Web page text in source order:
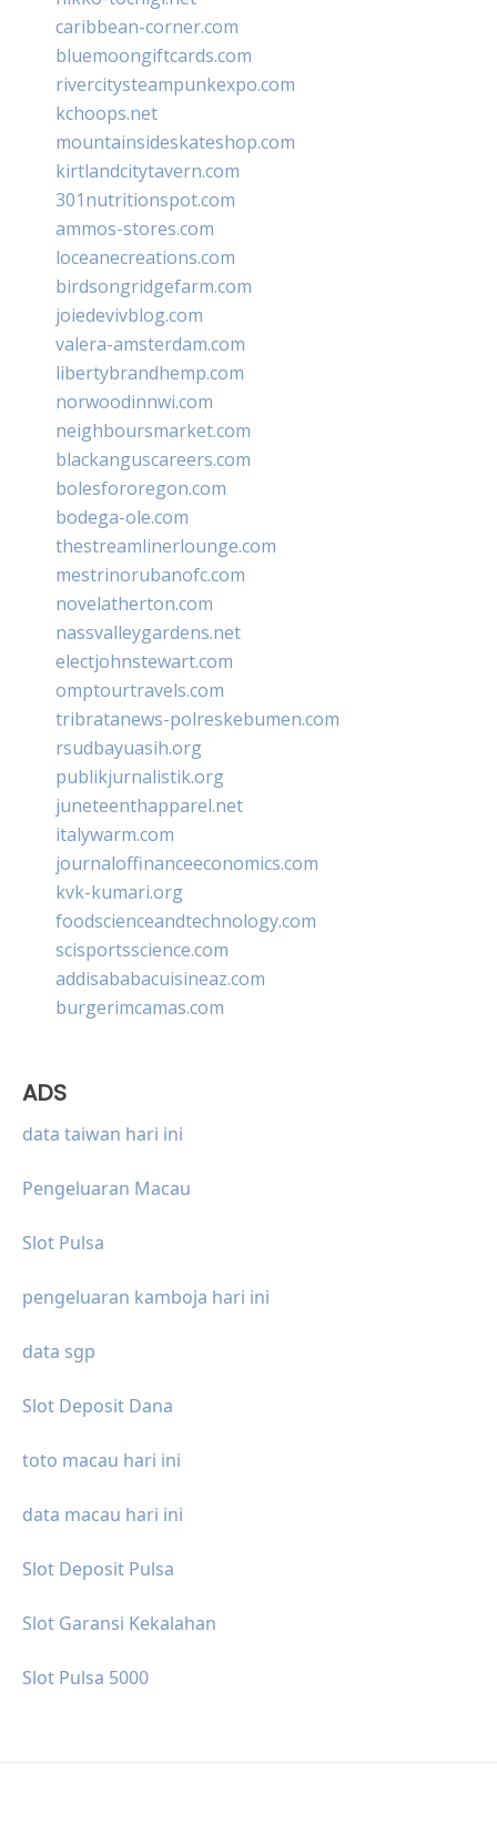
caribbean-corner.com
bluemoongiftcards.com
rivercitysteampunkexpo.com
kchoops.net
mountainsideskateshop.com
kirtlandcitytavern.com
301nutritionspot.com
ammos-stores.com
loceanecreations.com
birdsongridgefarm.com
joiedevivblog.com
valera-amsterdam.com
libertybrandhemp.com
norwoodinnwi.com
neighboursmarket.com
blackanguscareers.com
bolesfororegon.com
bodega-ole.com
thestreamlinerlounge.com
mestrinorubanofc.com
novelatherton.com
nassvalleygardens.net
electjohnstewart.com
omptourtravels.com
tribratanews-polreskebumen.com
rsudbayuasih.org
publikjurnalistik.org
juneteenthapparel.net
italywarm.com
journaloffinanceeconomics.com
kvk-kumari.org
foodscienceandtechnology.com
scisportsscience.com
addisababacuisineaz.com
burgerimcamas.com
ADS
data taiwan hari ini
Pengeluaran Macau
Slot Pulsa
pengeluaran kamboja hari ini
data sgp
Slot Deposit Dana
toto macau hari ini
data macau hari ini
Slot Deposit Pulsa
Slot Garansi Kekalahan
Slot Pulsa 5000